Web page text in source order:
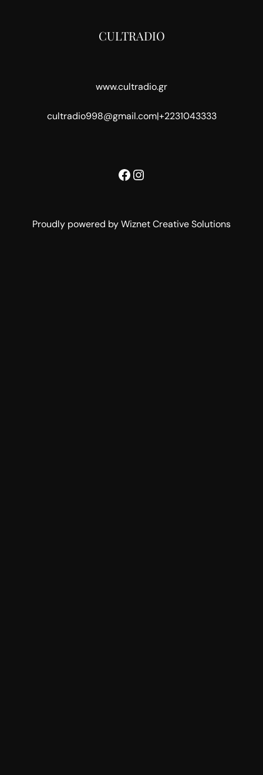
CULTRADIO
www.cultradio.gr
cultradio998@gmail.com|+2231043333
Facebook
Instagram
Proudly powered by Wiznet Creative Solutions